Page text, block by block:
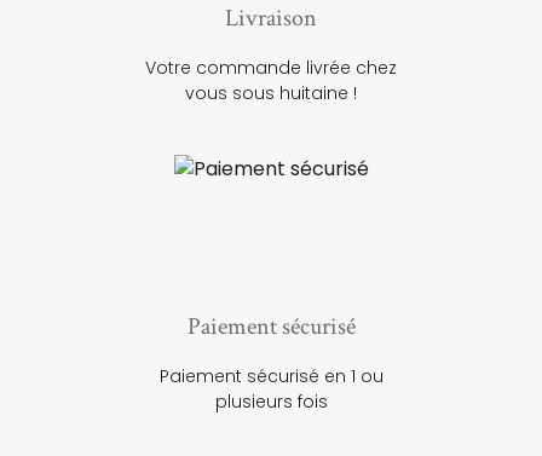
Livraison
Votre commande livrée chez
vous sous huitaine !
Paiement sécurisé
Paiement sécurisé en 1 ou
plusieurs fois